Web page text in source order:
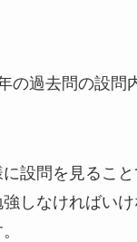
の過去問の設問
に設問を見るこ
しなければい